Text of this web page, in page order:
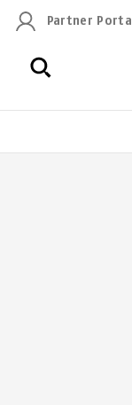
Partner Portal